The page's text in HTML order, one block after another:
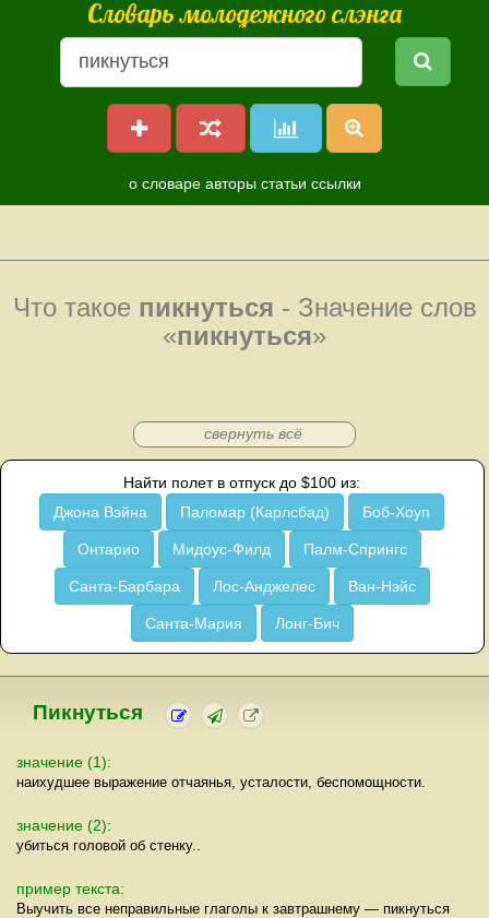
Словарь молодежного слэнга
о словаре авторы статьи ссылки
Что такое пикнуться - Значение слов
«пикнуться»
свернуть всё
Найти полет в отпуск до $100 из:
Джона Вэйна
Паломар (Карлсбад) Боб-Хоуп
Онтарио Мидоус-Филд Палм-Спрингс
Санта-Барбара Лос-Анджелес Ван-Нэйс
Санта-Мария Лонг-Бич
Пикнуться
значение (1):
наихудшее выражение отчаянья, усталости, беспомощности.
значение (2):
убиться головой об стенку..
пример текста:
Выучить все неправильные глаголы к завтрашнему — пикнуться